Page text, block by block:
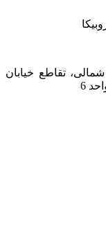
تقاطع خیابان